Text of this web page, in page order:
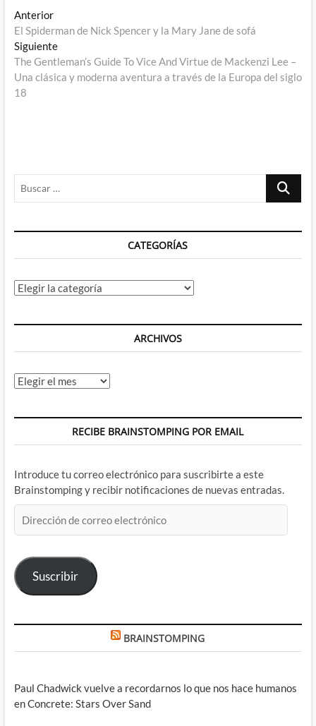
Navegación
de
entradas
AnteriorEntrada
anterior:
El Spiderman de Nick Spencer y la Mary Jane de sofá
SiguienteEntrada
siguiente:
The Gentleman’s Guide To Vice And Virtue de Mackenzi Lee –
Una clásica y moderna aventura a través de la Europa del siglo
18
Buscar
CATEGORÍAS
Categorías
ARCHIVOS
Archivos
RECIBE BRAINSTOMPING POR EMAIL
Introduce tu correo electrónico para suscribirte a este
Brainstomping y recibir notificaciones de nuevas entradas.
de
electrónico
Suscribir
BRAINSTOMPING
Paul Chadwick vuelve a recordarnos lo que nos hace humanos
en Concrete: Stars Over Sand